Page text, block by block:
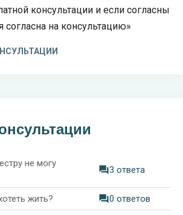
консультации и если согласны
согласна на консультацию»
не могу
3 ответа
жить? 0 ответов